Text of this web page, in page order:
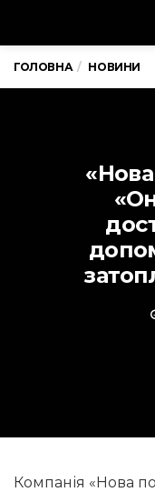
ГОЛОВНА НОВИНИ
Компанія «Нова